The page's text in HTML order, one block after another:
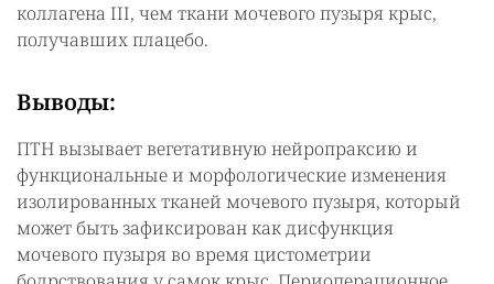
коллагена III, чем ткани мочевого пузыря крыс,
получавших плацебо.
Выводы:
ПТН вызывает вегетативную нейропраксию и
функциональные и морфологические изменения
изолированных тканей мочевого пузыря, который
может быть зафиксирован как дисфункция
мочевого пузыря во время цистометрии